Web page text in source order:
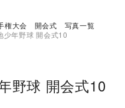
権大会 開会式 写真一覧
少年野球 開会式10
野球 開会式10